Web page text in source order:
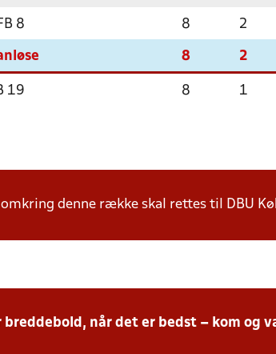
8 8 2
8 2
19 8 1
denne række skal rettes til DBU
breddebold, når det er bedst – kom og